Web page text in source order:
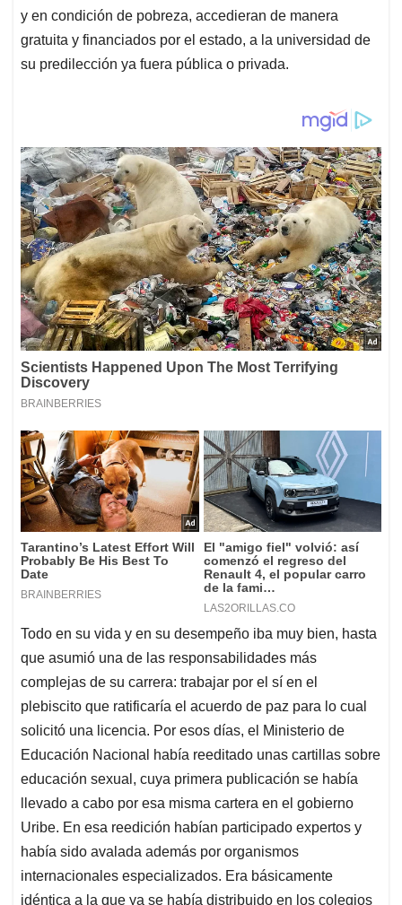
y en condición de pobreza, accedieran de manera
gratuita y financiados por el estado, a la universidad de
su predilección ya fuera pública o privada.
Todo en su vida y en su desempeño iba muy bien, hasta
que asumió una de las responsabilidades más
complejas de su carrera: trabajar por el sí en el
plebiscito que ratificaría el acuerdo de paz para lo cual
solicitó una licencia. Por esos días, el Ministerio de
Educación Nacional había reeditado unas cartillas sobre
educación sexual, cuya primera publicación se había
llevado a cabo por esa misma cartera en el gobierno
Uribe. En esa reedición habían participado expertos y
había sido avalada además por organismos
internacionales especializados. Era básicamente
idéntica a la que ya se había distribuido en los colegios